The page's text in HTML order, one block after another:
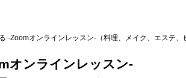
-Zoomオンラインレッスン-（料理、メイク、エステ
オンラインレッスン-